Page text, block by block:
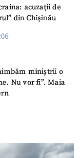
acuzații de
din Chișinău
miniștrii o
Nu vor fi”. Maia